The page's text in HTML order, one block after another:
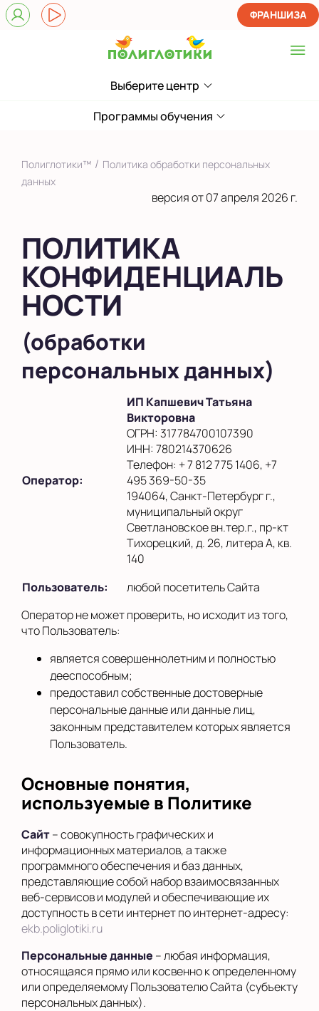
Выберите центр
Выберите центр
в Кировском районе
Выбрать другой город
ФРАНШИЗА
Программы обучения
Полиглотики™ / Политика обработки персональных
данных
версия от 07 апреля 2026 г.
ПОЛИТИКА
КОНФИДЕНЦИАЛЬ
НОСТИ
(обработки
персональных данных)
Оператор:
ИП Капшевич Татьяна
Викторовна
ОГРН: 317784700107390
ИНН: 780214370626
Телефон: + 7 812 775 1406, +7
495 369-50-35
194064, Санкт-Петербург г.,
муниципальный округ
Светлановское вн.тер.г., пр-кт
Тихорецкий, д. 26, литера А, кв.
140
Пользователь:
любой посетитель Сайта
Оператор не может проверить, но исходит из того,
что Пользователь:
является совершеннолетним и полностью
дееспособным;
предоставил собственные достоверные
персональные данные или данные лиц,
законным представителем которых является
Пользователь.
Основные понятия,
используемые в Политике
Сайт– совокупность графических и
информационных материалов, а также
программного обеспечения и баз данных,
представляющие собой набор взаимосвязанных
веб-сервисов и модулей и обеспечивающие их
доступность в сети интернет по интернет-адресу:
ekb.poliglotiki.ru
Персональные данные – любая информация,
относящаяся прямо или косвенно к определенному
или определяемому Пользователю Сайта (субъекту
персональных данных).